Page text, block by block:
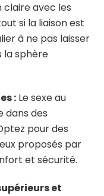
avec les
si la liaison est
à ne pas laisser
la sphère
: Le sexe au
dans des
pour des
proposés par
et sécurité.
et